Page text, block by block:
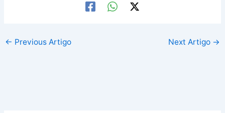
← Previous Artigo Next Artigo →